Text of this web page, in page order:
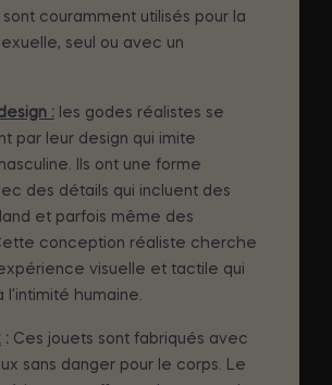
couramment utilisés pour la
seul ou avec un
: les godes réalistes se
par leur design qui imite
Ils ont une forme
des détails qui incluent des
et parfois même des
conception réaliste cherche
visuelle et tactile qui
l'intimité humaine.
: Ces jouets sont fabriqués avec
sans danger pour le corps. Le